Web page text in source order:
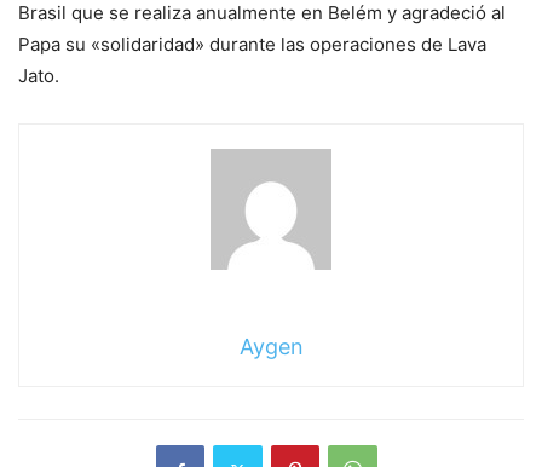
Brasil que se realiza anualmente en Belém y agradeció al
Papa su «solidaridad» durante las operaciones de Lava
Jato.
Aygen